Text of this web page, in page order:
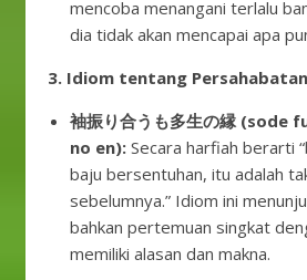
mencoba menangani terlalu
dia tidak akan mencapai apa
3. Idiom tentang
袖振り合うも多生の縁 (sode
no en): Secara harfiah berarti
baju bersentuhan, itu adalah
sebelumnya.” Idiom ini
bahkan pertemuan singkat
memiliki alasan dan makna.